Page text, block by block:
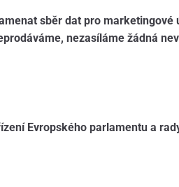
sběr dat pro
nezasíláme žádná
Evropského parlamentu a